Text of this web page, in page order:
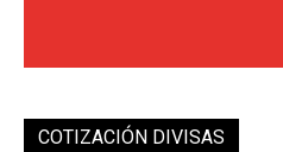
COTIZACIÓN DIVISAS